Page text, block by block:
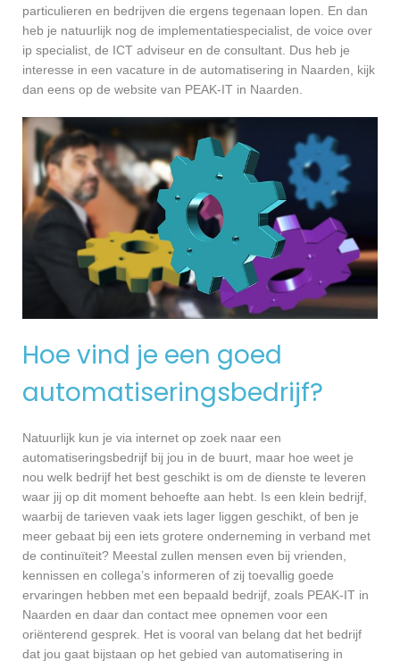
particulieren en bedrijven die ergens tegenaan lopen. En dan
heb je natuurlijk nog de implementatiespecialist, de voice over
ip specialist, de ICT adviseur en de consultant. Dus heb je
interesse in een vacature in de automatisering in Naarden, kijk
dan eens op de website van PEAK-IT in Naarden.
Hoe vind je een goed
automatiseringsbedrijf?
Natuurlijk kun je via internet op zoek naar een
automatiseringsbedrijf bij jou in de buurt, maar hoe weet je
nou welk bedrijf het best geschikt is om de dienste te leveren
waar jij op dit moment behoefte aan hebt. Is een klein bedrijf,
waarbij de tarieven vaak iets lager liggen geschikt, of ben je
meer gebaat bij een iets grotere onderneming in verband met
de continuïteit? Meestal zullen mensen even bij vrienden,
kennissen en collega’s informeren of zij toevallig goede
ervaringen hebben met een bepaald bedrijf, zoals PEAK-IT in
Naarden en daar dan contact mee opnemen voor een
oriënterend gesprek. Het is vooral van belang dat het bedrijf
dat jou gaat bijstaan op het gebied van automatisering in